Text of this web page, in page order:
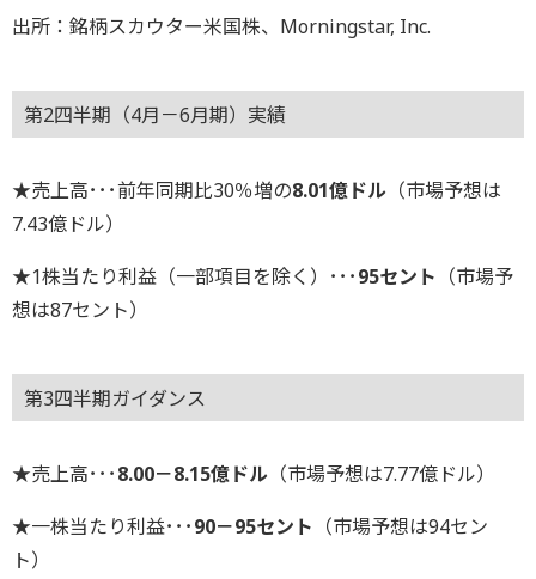
出所：銘柄スカウター米国株、Morningstar, Inc.
第2四半期（4月－6月期）実績
★売上高･･･前年同期比30％増の8.01億ドル （市場予想は
7.43億ドル）
★1株当たり利益（一部項目を除く）･･･95セント （市場予
想は87セント）
第3四半期ガイダンス
★売上高･･･8.00－8.15億ドル （市場予想は7.77億ドル）
★一株当たり利益･･･90－95セント （市場予想は94セン
ト）